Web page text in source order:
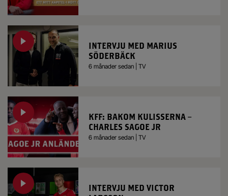
INTERVJU MED MARIUS
SÖDERBÄCK
6 månader sedan | TV
KFF: BAKOM KULISSERNA –
CHARLES SAGOE JR
6 månader sedan | TV
INTERVJU MED VICTOR